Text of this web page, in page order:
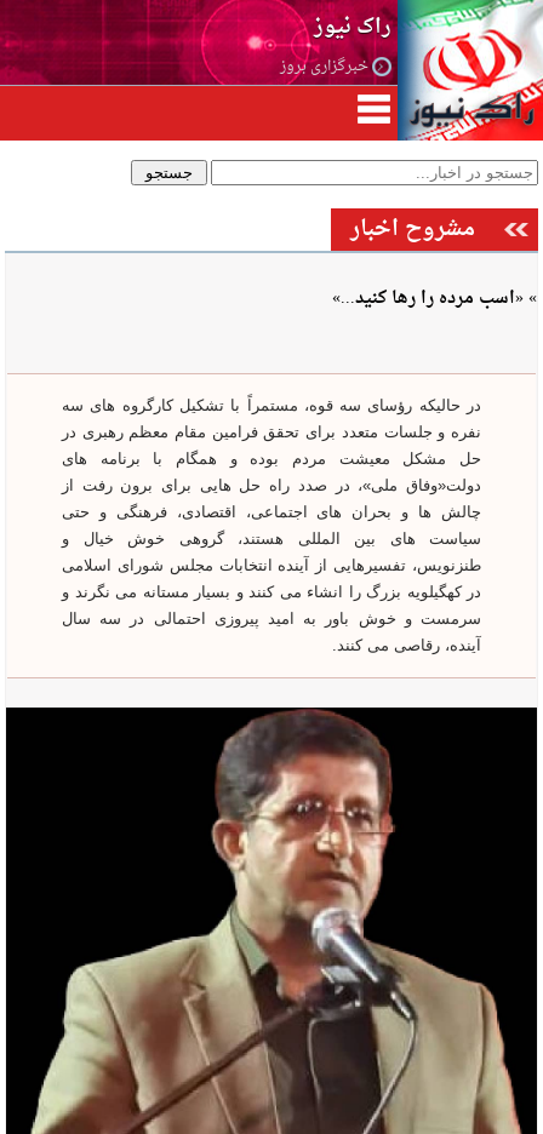
راک نیوز
خبرگزاری بروز
مشروح اخبار
» «اسب مرده را رها کنید...»
در حالیکه رؤسای سه قوه، مستمراً با تشکیل کارگروه های سه
نفره و جلسات متعدد برای تحقق فرامین مقام معظم رهبری در
حل مشکل معیشت مردم بوده و همگام با برنامه های
دولت«وفاق ملی»، در صدد راه حل هایی برای برون رفت از
چالش ها و بحران های اجتماعی، اقتصادی، فرهنگی و حتی
سیاست های بین المللی هستند، گروهی خوش خیال و
طنزنویس، تفسیرهایی از آینده انتخابات مجلس شورای اسلامی
در کهگیلویه بزرگ را انشاء می کنند و بسیار مستانه می نگرند و
سرمست و خوش باور به امید پیروزی احتمالی در سه سال
آینده، رقاصی می کنند.